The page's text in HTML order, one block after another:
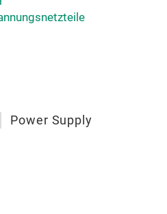
Power Supply